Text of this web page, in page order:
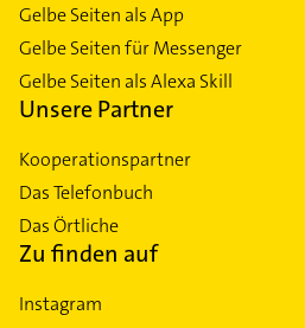
Gelbe Seiten als App
Gelbe Seiten für Messenger
Gelbe Seiten als Alexa Skill
Unsere Partner
Kooperationspartner
Das Telefonbuch
Das Örtliche
Zu finden auf
Instagram